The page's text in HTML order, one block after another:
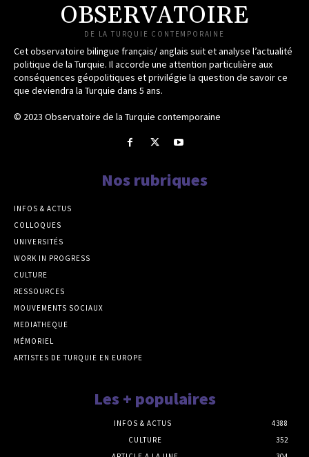
OBSERVATOIRE
DE LA TURQUIE CONTEMPORAINE
Cet observatoire bilingue français/ anglais suit et analyse l’actualité
politique de la Turquie. Il accorde une attention particulière aux
conséquences géopolitiques et privilégie la question de savoir ce
que deviendra la Turquie dans 5 ans.
© 2023 Observatoire de la Turquie contemporaine
Nos rubriques
INFOS & ACTUS
COLLOQUES
UNIVERSITÉS
WORK IN PROGRESS
CULTURE
RESSOURCES
MOUVEMENTS SOCIAUX
MEDIATHEQUE
MÉMORIEL
ARTISTES DE TURQUIE EN EUROPE
Les + populaires
INFOS & ACTUS
4388
CULTURE
352